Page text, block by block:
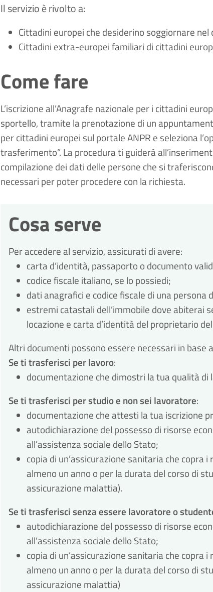
Il servizio è rivolto a:
Cittadini europei che desiderino soggiornare
Cittadini extra-europei familiari di cittadini
Come fare
L’iscrizione all’Anagrafe nazionale per i cittadini
sportello, tramite la prenotazione di un
per cittadini europei sul portale ANPR e seleziona
trasferimento”. La procedura ti guiderà
compilazione dei dati delle persone che si
necessari per poter procedere con la richiesta.
Cosa serve
Per accedere al servizio, assicurati di avere:
carta d’identità, passaporto o documento
codice fiscale italiano, se lo possiedi;
dati anagrafici e codice fiscale di una
estremi catastali dell’immobile dove abiterai
locazione e carta d’identità del proprietario
Altri documenti possono essere necessari in base
Se ti trasferisci per lavoro:
documentazione che dimostri la tua qualità
Se ti trasferisci per studio e non sei lavoratore:
documentazione che attesti la tua iscrizione
autodichiarazione del possesso di risorse
all’assistenza sociale dello Stato;
copia di un’assicurazione sanitaria che
almeno un anno o per la durata del corso di
assicurazione malattia).
Se ti trasferisci senza essere lavoratore o
autodichiarazione del possesso di risorse
all’assistenza sociale dello Stato;
copia di un’assicurazione sanitaria che
almeno un anno o per la durata del corso di
assicurazione malattia)